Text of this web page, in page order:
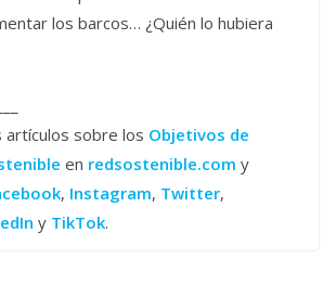
los barcos… ¿Quién lo hubiera
artículos sobre los Objetivos de
en redsostenible.com y
, Instagram, Twitter,
y TikTok.